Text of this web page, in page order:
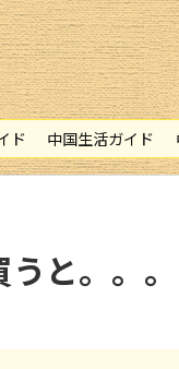
ド 中国生活ガイド
と。。
西安の気候・空気
西安ギャラリー
西安交通情報
お土産情報
中国圏旅行ガイド